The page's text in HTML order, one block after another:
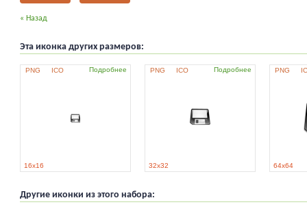
« Назад
Эта иконка других размеров:
PNG ICO Подробнее
16x16
PNG ICO Подробнее
32x32
PNG
64x64
Другие иконки из этого набора: